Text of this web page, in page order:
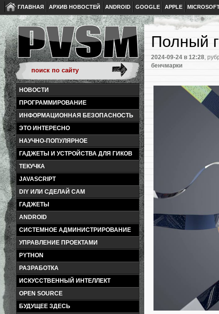
ГЛАВНАЯ АРХИВ НОВОСТЕЙ ANDROID GOOGLE APPLE
НОВОСТИ
ПРОГРАММИРОВАНИЕ
ИНФОРМАЦИОННАЯ БЕЗОПАСНОСТЬ
ЭТО ИНТЕРЕСНО
НАУЧНО-ПОПУЛЯРНОЕ
ГАДЖЕТЫ И УСТРОЙСТВА ДЛЯ ГИКОВ
ТЕКУЧКА
JAVASCRIPT
DIY ИЛИ СДЕЛАЙ САМ
ГАДЖЕТЫ
ANDROID
СИСТЕМНОЕ АДМИНИСТРИРОВАНИЕ
УПРАВЛЕНИЕ ПРОЕКТАМИ
PYTHON
РАЗРАБОТКА
ИСКУССТВЕННЫЙ ИНТЕЛЛЕКТ
OPEN SOURCE
БУДУЩЕЕ ЗДЕСЬ
Полный
2024-09-24 в 12:28,
бенчмарки